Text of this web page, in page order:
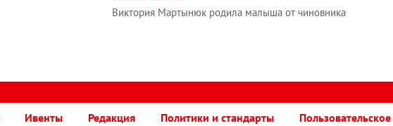
Виктория Мартынюк родила малыша от чиновника
Ивенты Редакция Политики и стандарты